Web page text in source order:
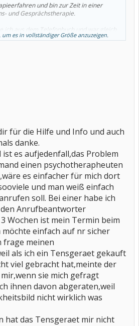
und bin zur Zeit in einer
und Gesprächstherapie.
ich aus dem Telefonbuch und war gleich
um es in vollständiger Größe anzuzeigen.
für die Hilfe und Info und auch
danke.
es aufjedenfall,das Problem
einen psychotherapheuten
es einfacher für mich dort
und man weiß einfach
soll. Bei einer habe ich
Anrufbeantworter
Wochen ist mein Termin beim
einfach auf nr sicher
frage meinen
als ich ein Tensgeraet gekauft
viel gebracht hat,meinte der
sie mich gefragt
ihnen davon abgeraten,weil
nicht wirklich was
hat das Tensgeraet mir nicht